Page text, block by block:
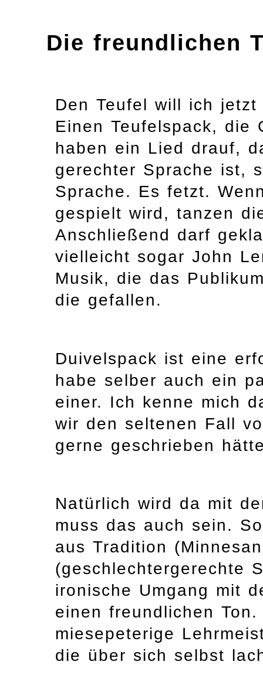
Die freundlichen
Den Teufel will ich
Einen Teufelspack, die
haben ein Lied drauf,
gerechter Sprache ist,
Sprache. Es fetzt.
gespielt wird, tanzen
Anschließend darf
vielleicht sogar John
Musik, die das
die gefallen.
Duivelspack ist eine
habe selber auch ein
einer. Ich kenne mich
wir den seltenen Fall
gerne geschrieben
Natürlich wird da mit
muss das auch sein.
aus Tradition
(geschlechtergerechte
ironische Umgang mit
einen freundlichen
miesepeterige
die über sich selbst